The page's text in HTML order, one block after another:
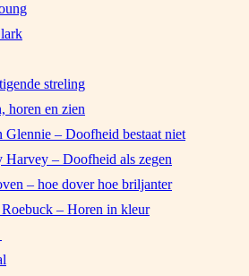
streling
horen en zien
Glennie – Doofheid bestaat niet
Harvey – Doofheid als zegen
– hoe dover hoe briljanter
Roebuck – Horen in kleur